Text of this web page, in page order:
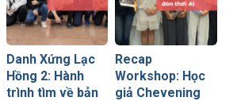
Danh Xứng Lạc
Hồng 2: Hành
trình tìm về bản
Recap
Workshop: Học
giả Chevening